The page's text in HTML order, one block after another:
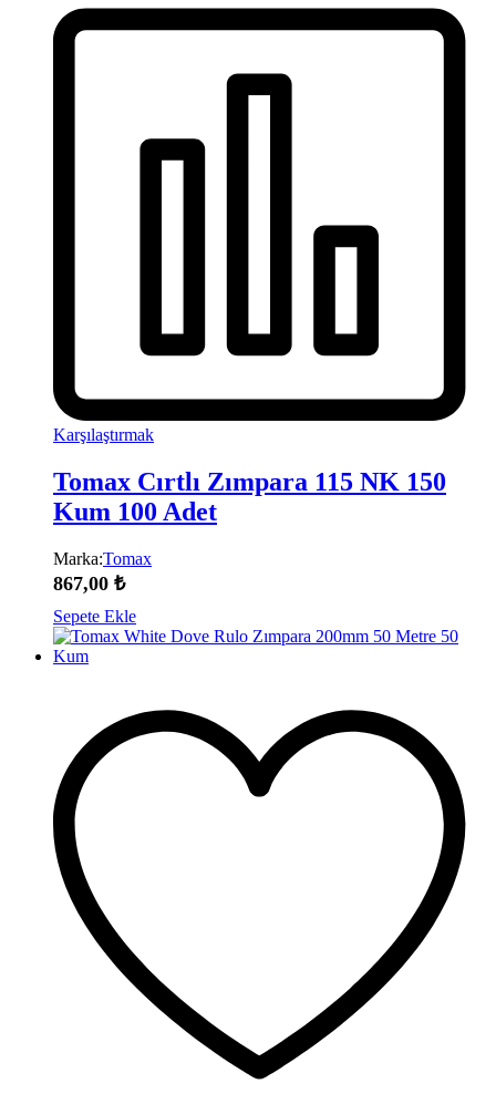
Karşılaştırmak
Tomax Cırtlı Zımpara 115 NK 150
Kum 100 Adet
Marka:Tomax
867,00 ₺
Sepete Ekle